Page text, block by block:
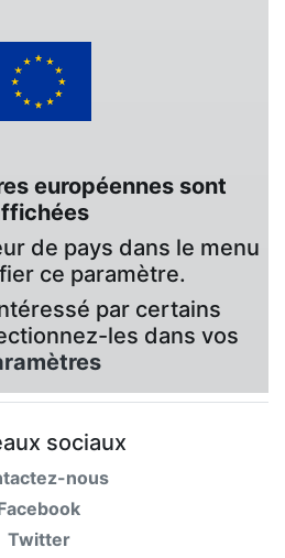
européennes sont
de pays dans le menu
ce paramètre.
par certains
les dans vos
sociaux
nous
Twitter